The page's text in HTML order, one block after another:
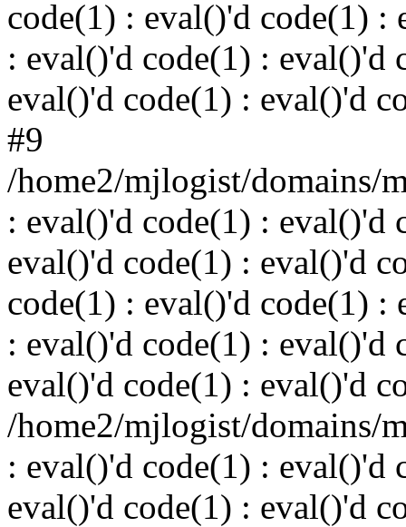
code(1) : eval()'d code(1) :
: eval()'d code(1) : eval()'d
eval()'d code(1) : eval()'d
#9
/home2/mjlogist/domains/
: eval()'d code(1) : eval()'d
eval()'d code(1) : eval()'d
code(1) : eval()'d code(1) :
: eval()'d code(1) : eval()'d
eval()'d code(1) : eval()'d
/home2/mjlogist/domains/
: eval()'d code(1) : eval()'d
eval()'d code(1) : eval()'d